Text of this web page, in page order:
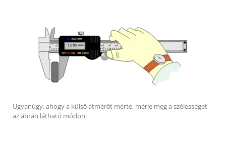
Ugyanúgy, ahogy a külső átmérőt mérte, mérje meg a szélességet
az ábrán látható módon.